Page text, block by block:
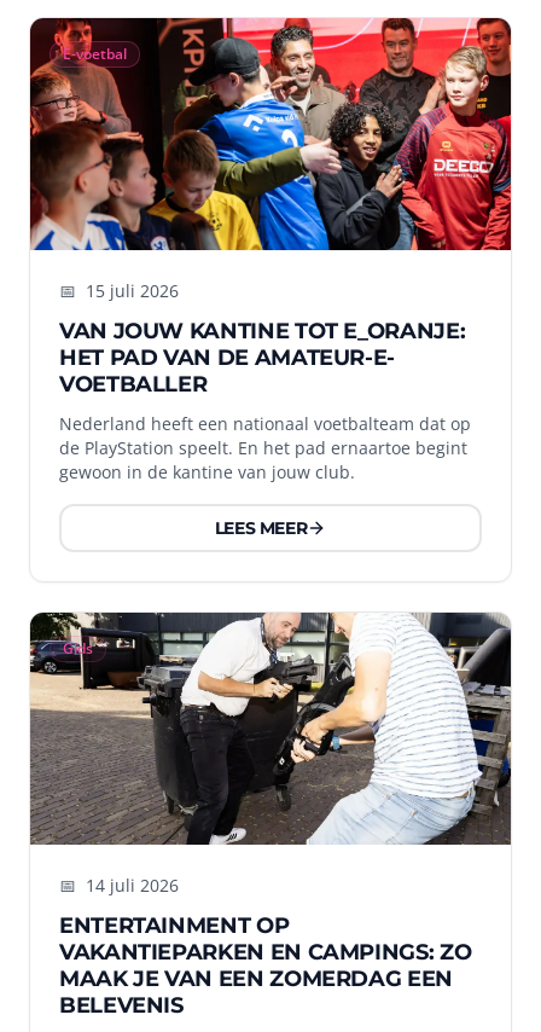
E-voetbal
📅 15 juli 2026
VAN JOUW KANTINE TOT E_ORANJE:
HET PAD VAN DE AMATEUR-E-
VOETBALLER
Nederland heeft een nationaal voetbalteam dat op
de PlayStation speelt. En het pad ernaartoe begint
gewoon in de kantine van jouw club.
LEES MEER
Gids
📅 14 juli 2026
ENTERTAINMENT OP
VAKANTIEPARKEN EN CAMPINGS: ZO
MAAK JE VAN EEN ZOMERDAG EEN
BELEVENIS